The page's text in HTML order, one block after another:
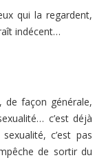
qui la regardent,
indécent…
de façon générale,
c’est déjà
c’est pas
de sortir du